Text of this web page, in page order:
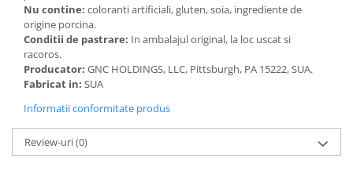
Nu contine: coloranti artificiali, gluten, soia, ingrediente de
origine porcina.
Conditii de pastrare: In ambalajul original, la loc uscat si
racoros.
Producator: GNC HOLDINGS, LLC, Pittsburgh, PA 15222, SUA.
Fabricat in: SUA
Informatii conformitate produs
Review-uri(0)